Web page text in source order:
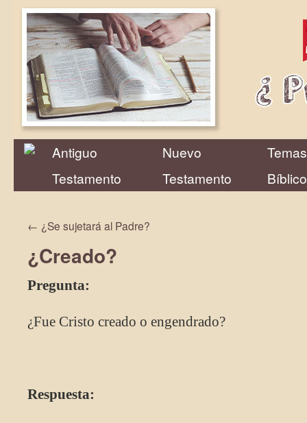
Antiguo
Testamento
Nuevo
Testamento
Temas
← ¿Se sujetará al Padre?
¿Creado?
Pregunta:
¿Fue Cristo creado o engendrado?
Respuesta: